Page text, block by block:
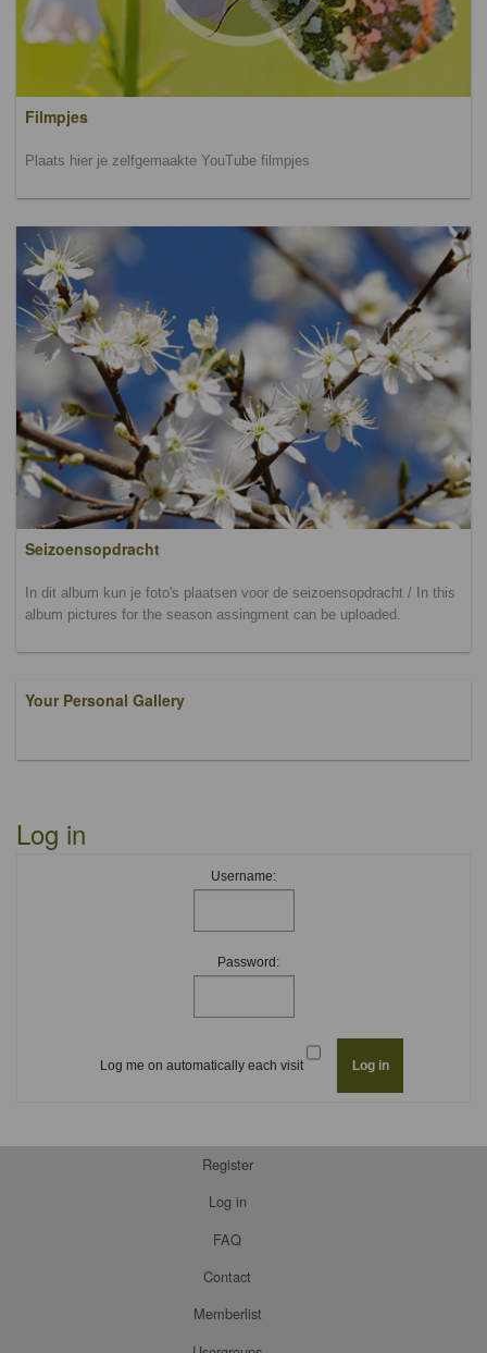
Filmpjes
Plaats hier je zelfgemaakte YouTube filmpjes
Seizoensopdracht
In dit album kun je foto's plaatsen voor de seizoensopdracht / In this
album pictures for the season assingment can be uploaded.
Your Personal Gallery
Log in
Username:
Password:
Log me on automatically each visit
Register
Log in
FAQ
Contact
Memberlist